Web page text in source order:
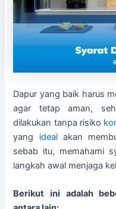
Dapur yang baik harus
agar tetap aman,
dilakukan tanpa risiko
yang idealakan
sebab itu, memahami
langkah awal menjaga
Berikut ini adalah